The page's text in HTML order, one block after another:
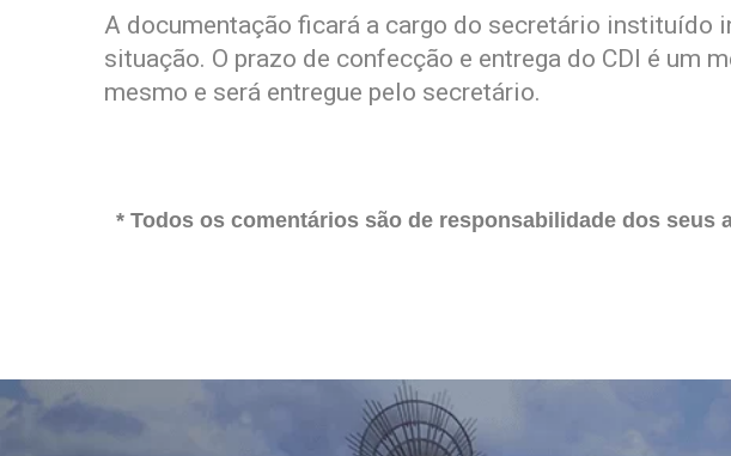
A documentação ficará a cargo do secretário instituído
situação. O prazo de confecção e entrega do CDI é um
mesmo e será entregue pelo secretário.
* Todos os comentários são de responsabilidade dos seus